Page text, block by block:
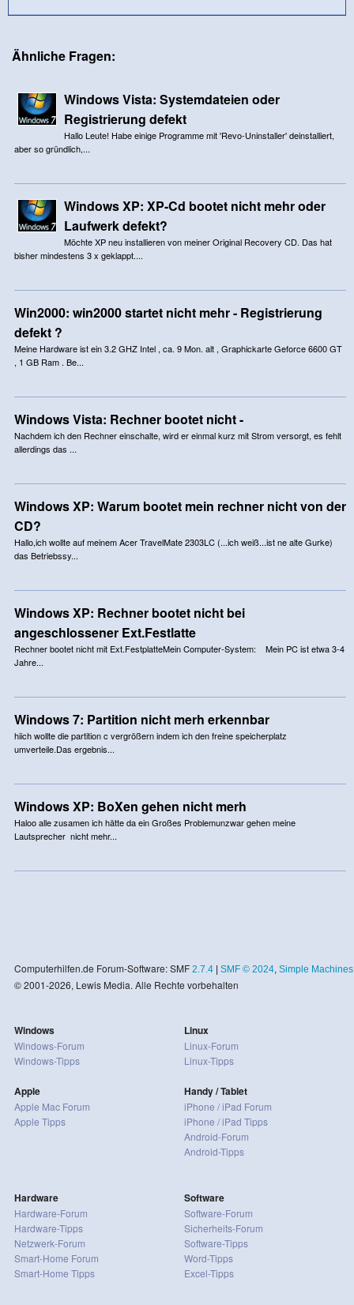
Ähnliche Fragen:
Windows Vista: Systemdateien oder
Registrierung defekt
Hallo Leute! Habe einige Programme mit 'Revo-Uninstaller' deinstalliert,
aber so gründlich,...
Windows XP: XP-Cd bootet nicht mehr oder
Laufwerk defekt?
Möchte XP neu installieren von meiner Original Recovery CD. Das hat
bisher mindestens 3 x geklappt....
Win2000: win2000 startet nicht mehr - Registrierung
defekt ?
Meine Hardware ist ein 3.2 GHZ Intel , ca. 9 Mon. alt , Graphickarte Geforce 6600 GT
, 1 GB Ram . Be...
Windows Vista: Rechner bootet nicht -
Nachdem ich den Rechner einschalte, wird er einmal kurz mit Strom versorgt, es fehlt
allerdings das ...
Windows XP: Warum bootet mein rechner nicht von der
CD?
Hallo,ich wollte auf meinem Acer TravelMate 2303LC (...ich weiß...ist ne alte Gurke)
das Betriebssy...
Windows XP: Rechner bootet nicht bei
angeschlossener Ext.Festlatte
Rechner bootet nicht mit Ext.FestplatteMein Computer-System: Mein PC ist etwa 3-4
Jahre...
Windows 7: Partition nicht merh erkennbar
hiich wollte die partition c vergrößern indem ich den freine speicherplatz
umverteile.Das ergebnis...
Windows XP: BoXen gehen nicht merh
Haloo alle zusamen ich hätte da ein Großes Problemunzwar gehen meine
Lautsprecher nicht mehr...
Computerhilfen.de Forum-Software: SMF 2.7.4| SMF © 2024, Simple Machines
© 2001-2026, Lewis Media. Alle Rechte vorbehalten
Windows
Windows-Forum
Windows-Tipps
Apple
Apple Mac Forum
Apple Tipps
Linux
Linux-Forum
Linux-Tipps
Handy / Tablet
iPhone / iPad Forum
iPhone / iPad Tipps
Android-Forum
Android-Tipps
Hardware
Hardware-Forum
Hardware-Tipps
Netzwerk-Forum
Smart-Home Forum
Smart-Home Tipps
Software
Software-Forum
Sicherheits-Forum
Software-Tipps
Word-Tipps
Excel-Tipps